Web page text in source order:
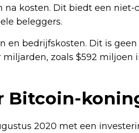
na kosten. Dit biedt een
beleggers.
en bedrijfskosten. Dit is
zoals $592 miljoen
Bitcoin-
2020 met een